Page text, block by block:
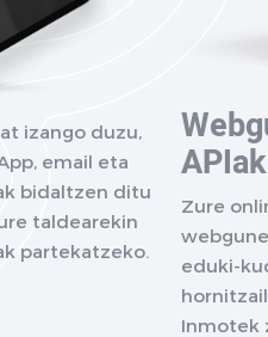
izango duzu,
email eta
bidaltzen ditu
taldearekin
partekatzeko.
Zure
eduki-
Inmotek